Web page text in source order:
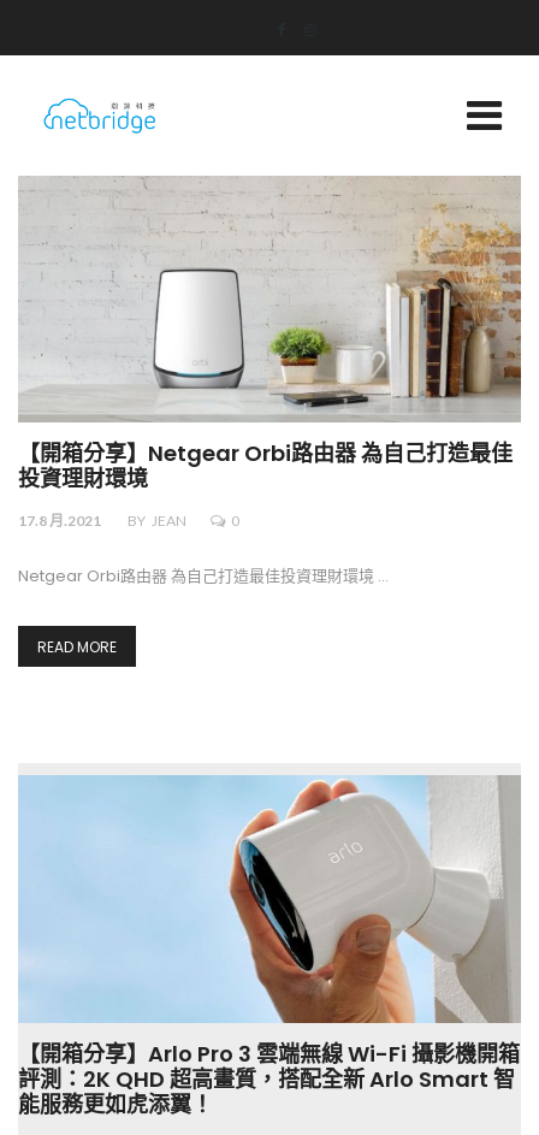
【開箱分享】Netgear Orbi路由器 為自己打造最佳
投資理財環境
17.8 月.2021 BY JEAN 0
Netgear Orbi路由器 為自己打造最佳投資理財環境 …
READ MORE
【開箱分享】Arlo Pro 3 雲端無線 Wi-Fi 攝影機開箱
評測：2K QHD 超高畫質，搭配全新 Arlo Smart 智
能服務更如虎添翼！